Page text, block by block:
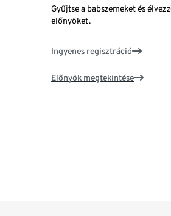
Gyűjtse a babszemeket és
előnyöket.
Ingyenes regisztráció
Előnyök megtekintése